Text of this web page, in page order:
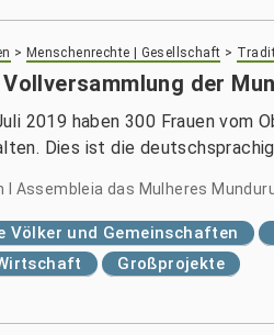
> Menschenrechte | Gesellschaft >
der
2019 haben 300 Frauen vom
Dies ist die
I Assembleia das Mulheres
Völker und Gemeinschaften
Großprojekte